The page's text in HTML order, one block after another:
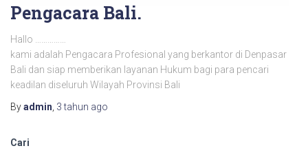
Pengacara Bali.
Hallo ……………
kami adalah Pengacara Profesional yang berkantor di Denpasar
Bali dan siap memberikan layanan Hukum bagi para pencari
keadilan diseluruh Wilayah Provinsi Bali
Byadmin 3 tahun ago
Cari